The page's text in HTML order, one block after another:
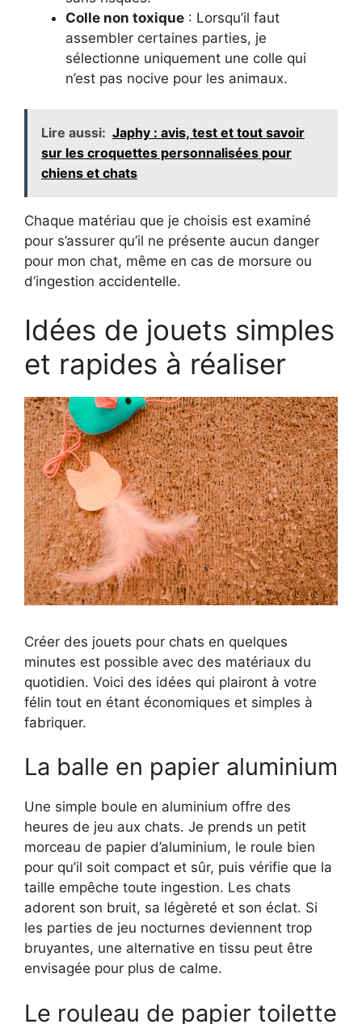
Colle non toxique : Lorsqu’il faut
assembler certaines parties, je
sélectionne uniquement une colle qui
n’est pas nocive pour les animaux.
Lire aussi: Japhy : avis, test et tout savoir
sur les croquettes personnalisées pour
chiens et chats
Chaque matériau que je choisis est examiné
pour s’assurer qu’il ne présente aucun danger
pour mon chat, même en cas de morsure ou
d’ingestion accidentelle.
Idées de jouets simples
et rapides à réaliser
Créer des jouets pour chats en quelques
minutes est possible avec des matériaux du
quotidien. Voici des idées qui plairont à votre
félin tout en étant économiques et simples à
fabriquer.
La balle en papier aluminium
Une simple boule en aluminium offre des
heures de jeu aux chats. Je prends un petit
morceau de papier d’aluminium, le roule bien
pour qu’il soit compact et sûr, puis vérifie que la
taille empêche toute ingestion. Les chats
adorent son bruit, sa légèreté et son éclat. Si
les parties de jeu nocturnes deviennent trop
bruyantes, une alternative en tissu peut être
envisagée pour plus de calme.
Le rouleau de papier toilette